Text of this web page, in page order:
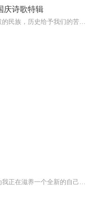
庆诗歌特辑